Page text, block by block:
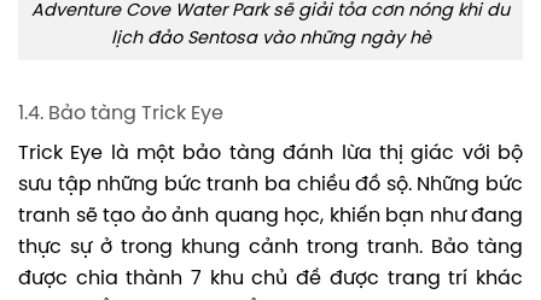
Adventure Cove Water Park sẽ giải tỏa cơn nóng khi du
lịch đảo Sentosa vào những ngày hè
1.4. Bảo tàng Trick Eye
Trick Eye là một bảo tàng đánh lừa thị giác với bộ
sưu tập những bức tranh ba chiều đồ sộ. Những bức
tranh sẽ tạo ảo ảnh quang học, khiến bạn như đang
thực sự ở trong khung cảnh trong tranh. Bảo tàng
được chia thành 7 khu chủ đề được trang trí khác